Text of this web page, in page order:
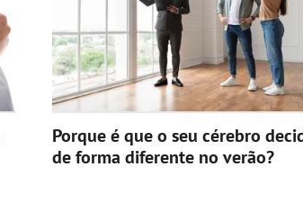
Porque é que o seu cérebro
de forma diferente no verão?